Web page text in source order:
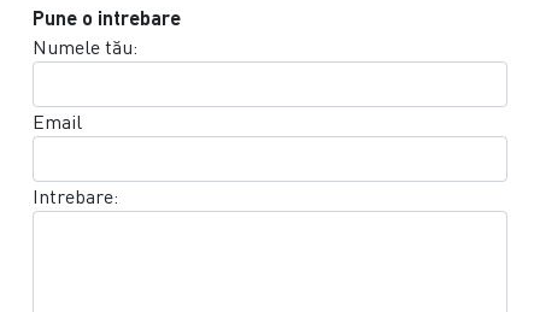
Pune o intrebare
Numele tău:
Email
Intrebare: